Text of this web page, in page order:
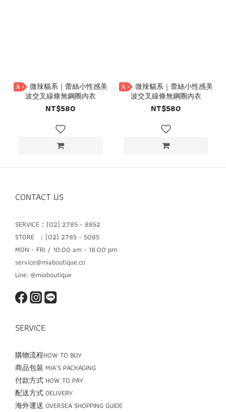
A
波交叉線條無鋼圈內衣
NT$580
A
波交叉線條無鋼圈內衣
NT$580
CONTACT US
SERVICE：(02) 2785 - 8852
STORE ：(02) 2785 - 5085
MON - FRI / 10:00 am - 18:00 pm
service@miaboutique.co
Line: @miaboutique
SERVICE
購物流程HOW TO BUY
商品包裝 MIA'S PACKAGING
付款方式 HOW TO PAY
配送方式 DELIVERY
海外運送 OVERSEA SHOPPING GUIDE